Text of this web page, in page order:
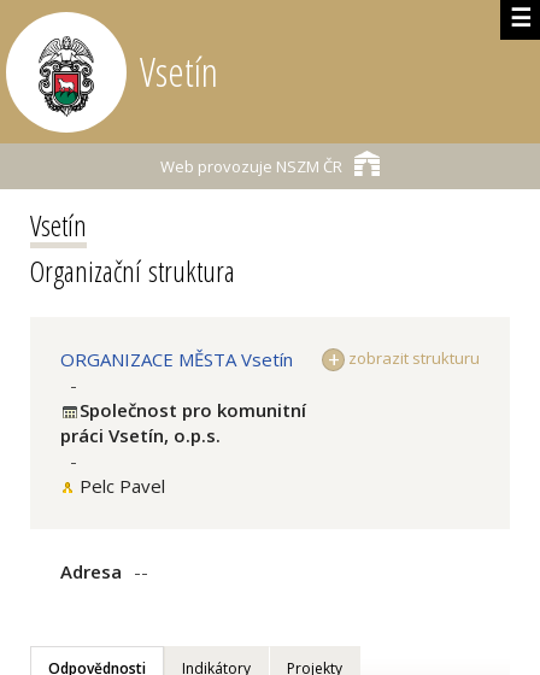
☰
Vsetín
Web provozuje NSZM ČR
Vsetín
Organizační struktura
zobrazit strukturu
ORGANIZACE MĚSTA Vsetín
-
Společnost pro komunitní
práci Vsetín, o.p.s.
-
Pelc Pavel
Adresa --
Odpovědnosti Indikátory Projekty